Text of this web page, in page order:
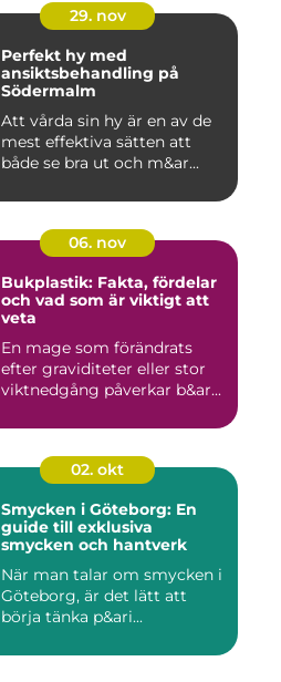
29. nov
Perfekt hy med
ansiktsbehandling på
Södermalm
Att vårda sin hy är en av de
mest effektiva sätten att
både se bra ut och m&ar...
06. nov
Bukplastik: Fakta, fördelar
och vad som är viktigt att
veta
En mage som förändrats
efter graviditeter eller stor
viktnedgång påverkar b&ar...
02. okt
Smycken i Göteborg: En
guide till exklusiva
smycken och hantverk
När man talar om smycken i
Göteborg, är det lätt att
börja tänka p&ari...